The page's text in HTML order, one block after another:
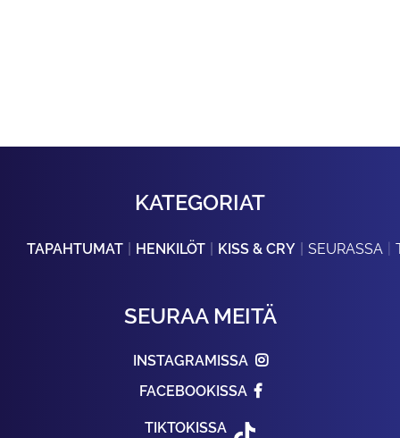
KATEGORIAT
TAPAHTUMAT HENKILÖT KISS & CRY SEURASSA
SEURAA MEITÄ
INSTAGRAMISSA
FACEBOOKISSA
TIKTOKISSA